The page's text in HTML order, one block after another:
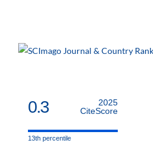
0.3
2025
CiteScore
13th percentile